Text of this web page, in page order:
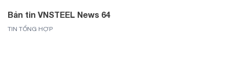
Bản tin VNSTEEL News 64
TIN TỔNG HỢP